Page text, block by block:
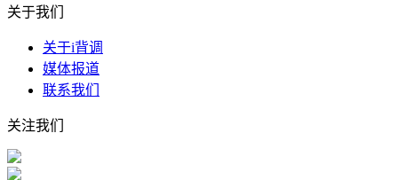
关于我们
关于i背调
媒体报道
联系我们
关注我们